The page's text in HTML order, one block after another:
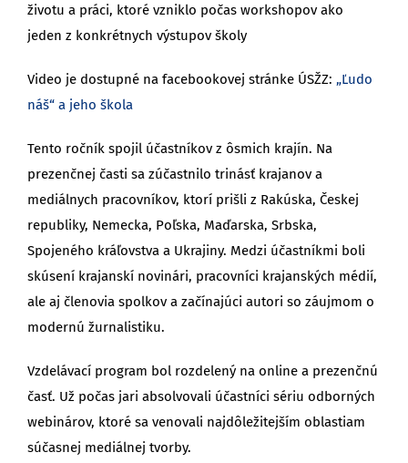
životu a práci, ktoré vzniklo počas workshopov ako
jeden z konkrétnych výstupov školy
Video je dostupné na facebookovej stránke ÚSŽZ: „Ľudo
náš“ a jeho škola
Tento ročník spojil účastníkov z ôsmich krajín. Na
prezenčnej časti sa zúčastnilo trinásť krajanov a
mediálnych pracovníkov, ktorí prišli z Rakúska, Českej
republiky, Nemecka, Poľska, Maďarska, Srbska,
Spojeného kráľovstva a Ukrajiny. Medzi účastníkmi boli
skúsení krajanskí novinári, pracovníci krajanských médií,
ale aj členovia spolkov a začínajúci autori so záujmom o
modernú žurnalistiku.
Vzdelávací program bol rozdelený na online a prezenčnú
časť. Už počas jari absolvovali účastníci sériu odborných
webinárov, ktoré sa venovali najdôležitejším oblastiam
súčasnej mediálnej tvorby.